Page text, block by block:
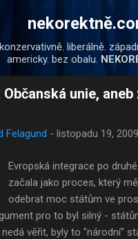
Přeskočit na hlavní
liberálně.
americky. bez obalu.
Občanská unie,
Felagund - listopadu 19, 2009
Evropská integrace po
začala jako proces, který
odebrat moc státům ve
pro to byl silný -
věřit, byly to "národní"